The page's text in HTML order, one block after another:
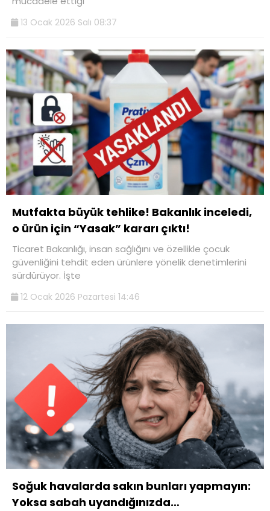
13 Ocak 2026 Salı 08:37
Mutfakta büyük tehlike! Bakanlık inceledi,
o ürün için “Yasak” kararı çıktı!
Ticaret Bakanlığı, insan sağlığını ve özellikle çocuk
güvenliğini tehdit eden ürünlere yönelik denetimlerini
sürdürüyor. İşte
12 Ocak 2026 Pazartesi 14:46
Soğuk havalarda sakın bunları yapmayın:
Yoksa sabah uyandığınızda…